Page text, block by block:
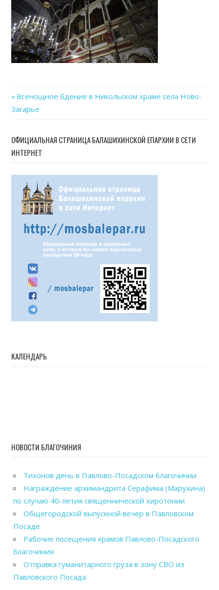
Навигация
записям
Previous
Post:
Всенощное бдение в Никольском храме села Ново-
Загарье
ОФИЦИАЛЬНАЯ СТРАНИЦА БАЛАШИХИНСКОЙ ЕПАРХИИ В СЕТИ
ИНТЕРНЕТ
КАЛЕНДАРЬ
НОВОСТИ БЛАГОЧИНИЯ
Тихонов день в Павлово-Посадском благочинии
Награждение архимандрита Серафима (Марухина)
по случаю 40-летия священнической хиротонии
Общегородской выпускной вечер в Павловском
Посаде
Рабочие посещения храмов Павлово-Посадского
благочиния
Отправка гуманитарного груза в зону СВО из
Павловского Посада